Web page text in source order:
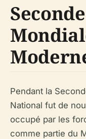
Pendant la
National fut de
occupé par les
comme partie du